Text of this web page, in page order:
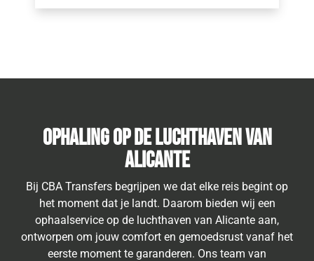
Ophaling op de luchthaven van
Alicante
Bij CBA Transfers begrijpen we dat elke reis begint op
het moment dat je landt. Daarom bieden wij een
ophaalservice op de luchthaven van Alicante aan,
ontworpen om jouw comfort en gemoedsrust vanaf het
eerste moment te garanderen. Ons team van